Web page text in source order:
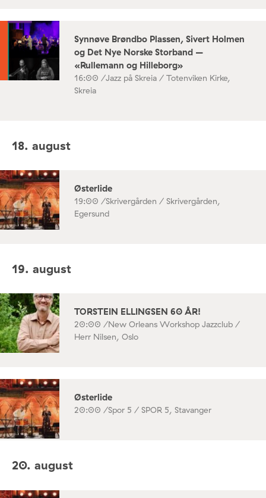
Synnøve Brøndbo Plassen, Sivert Holmen
og Det Nye Norske Storband –
«Rullemann og Hilleborg»
16:00 /Jazz på Skreia / Totenviken Kirke,
Skreia
18. august
Østerlide
19:00 /Skrivergården / Skrivergården,
Egersund
19. august
TORSTEIN ELLINGSEN 60 ÅR!
20:00 /New Orleans Workshop Jazzclub /
Herr Nilsen, Oslo
Østerlide
20:00 /Spor 5 / SPOR 5, Stavanger
20. august